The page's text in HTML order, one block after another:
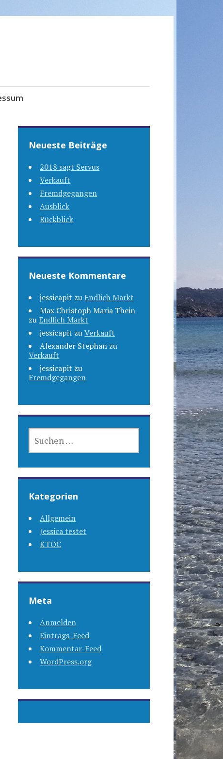
Neueste Beiträge
2018 sagt Servus
Verkauft
Fremdgegangen
Ausblick
Rückblick
Neueste Kommentare
jessicapit zuEndlich Markt
Max Christoph Maria Thein
zuEndlich Markt
jessicapit zuVerkauft
Alexander Stephan zu
Verkauft
jessicapit zu
Fremdgegangen
NACH:
Kategorien
Allgemein
Jessica testet
KTOC
Meta
Anmelden
Eintrags-Feed
Kommentar-Feed
WordPress.org